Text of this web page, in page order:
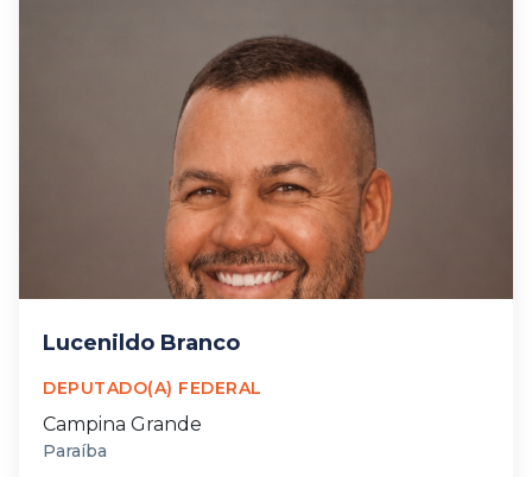
Lucenildo Branco
DEPUTADO(A) FEDERAL
Campina Grande
Paraíba